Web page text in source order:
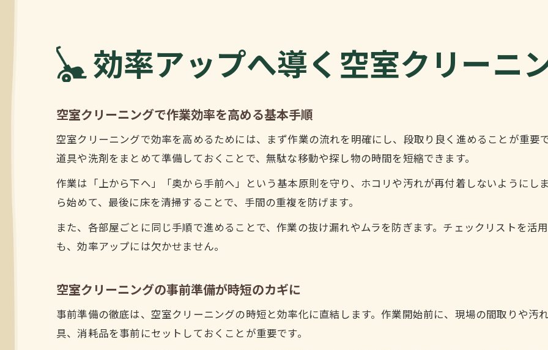
空室クリーニングのスケジューリング術と効率化
空室クリーニングでトラブル回避するコツ
空室クリーニングの無駄を省くコスト削減術
空室クリーニングで追加費用を防ぐポイント
空室クリーニングでコストと効率を両立する方法
作業負担を軽くする空室クリーニングの工夫
効率アップへ導く空室クリーニ
空室クリーニングで作業効率を高める基本手順
空室クリーニングで効率を高めるためには、まず作業の流れを明確にし、段取り良く進めることが重要
道具や洗剤をまとめて準備しておくことで、無駄な移動や探し物の時間を短縮できます。
作業は「上から下へ」「奥から手前へ」という基本原則を守り、ホコリや汚れが再付着しないようにし
ら始めて、最後に床を清掃することで、手間の重複を防げます。
また、各部屋ごとに同じ手順で進めることで、作業の抜け漏れやムラを防ぎます。チェックリストを活
も、効率アップには欠かせません。
空室クリーニングの事前準備が時短のカギに
事前準備の徹底は、空室クリーニングの時短と効率化に直結します。作業開始前に、現場の間取りや汚
具、消耗品を事前にセットしておくことが重要です。